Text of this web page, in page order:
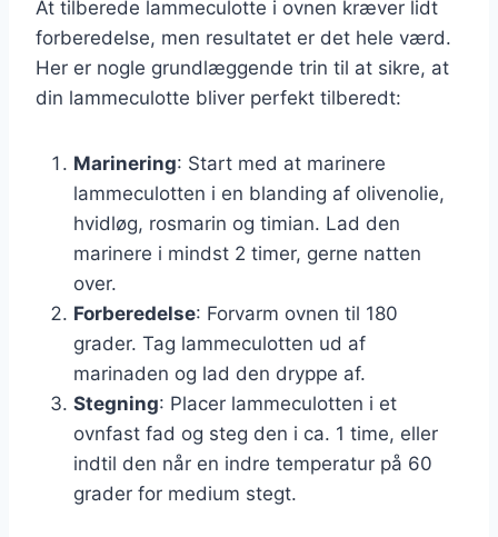
At tilberede lammeculotte i ovnen kræver lidt
forberedelse, men resultatet er det hele værd.
Her er nogle grundlæggende trin til at sikre, at
din lammeculotte bliver perfekt tilberedt:
Marinering: Start med at marinere
lammeculotten i en blanding af olivenolie,
hvidløg, rosmarin og timian. Lad den
marinere i mindst 2 timer, gerne natten
over.
Forberedelse: Forvarm ovnen til 180
grader. Tag lammeculotten ud af
marinaden og lad den dryppe af.
Stegning: Placer lammeculotten i et
ovnfast fad og steg den i ca. 1 time, eller
indtil den når en indre temperatur på 60
grader for medium stegt.